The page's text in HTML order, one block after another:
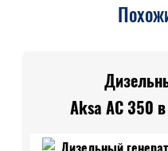
Aksa AC 350